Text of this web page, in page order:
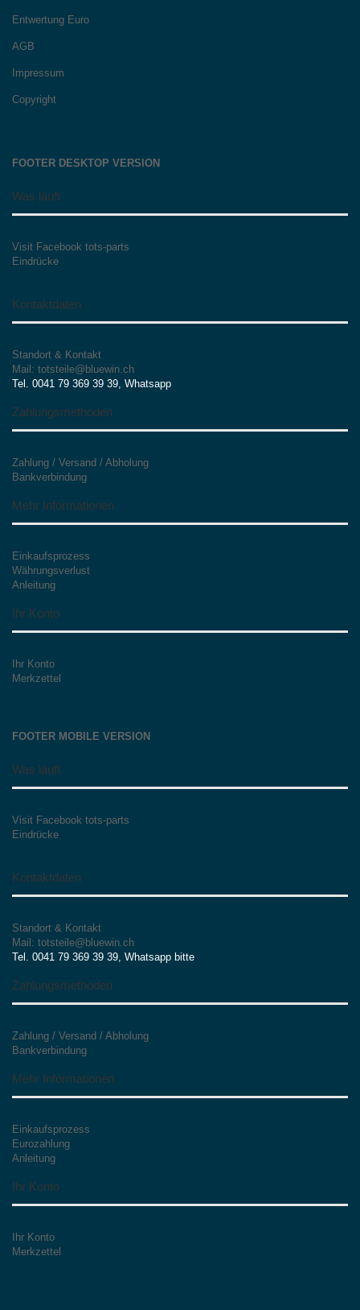
Entwertung Euro
AGB
Impressum
Copyright
FOOTER DESKTOP VERSION
Was läuft
Visit Facebook tots-parts
Eindrücke
Kontaktdaten
Standort & Kontakt
Mail: totsteile@bluewin.ch
Tel. 0041 79 369 39 39, Whatsapp
Zahlungsmethoden
Zahlung / Versand / Abholung
Bankverbindung
Mehr Informationen
Einkaufsprozess
Währungsverlust
Anleitung
Ihr Konto
Ihr Konto
Merkzettel
FOOTER MOBILE VERSION
Was läuft
Visit Facebook tots-parts
Eindrücke
Kontaktdaten
Standort & Kontakt
Mail: totsteile@bluewin.ch
Tel. 0041 79 369 39 39, Whatsapp bitte
Zahlungsmethoden
Zahlung / Versand / Abholung
Bankverbindung
Mehr Informationen
Einkaufsprozess
Eurozahlung
Anleitung
Ihr Konto
Ihr Konto
Merkzettel